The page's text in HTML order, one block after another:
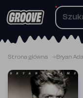
do
Strona główna Bryan